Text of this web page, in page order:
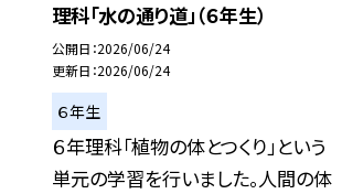
理科「水の通り道」（６年生）
公開日 2026/06/24
更新日 2026/06/24
６年生
６年理科「植物の体とつくり」という
単元の学習を行いました。人間の体